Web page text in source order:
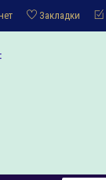
Закладки